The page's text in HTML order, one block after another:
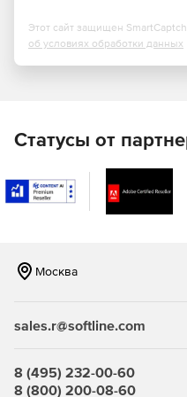
по наименованию
перевозки и массы
Возможность
вспомогательных
позиций
выбранной в смете,
Этот сайт защищен
об условиях обработки данных
Статусы от
Москва
sales.r@softline.com
8 (495) 232-00-60
8 (800) 200-08-60